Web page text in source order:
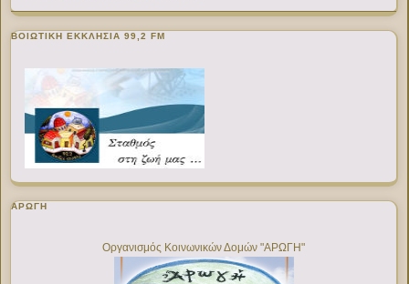
ΒΟΙΩΤΙΚΉ ΕΚΚΛΗΣΊΑ 99,2 FM
ΑΡΩΓΗ
Οργανισμός Κοινωνικών Δομών "ΑΡΩΓΗ"